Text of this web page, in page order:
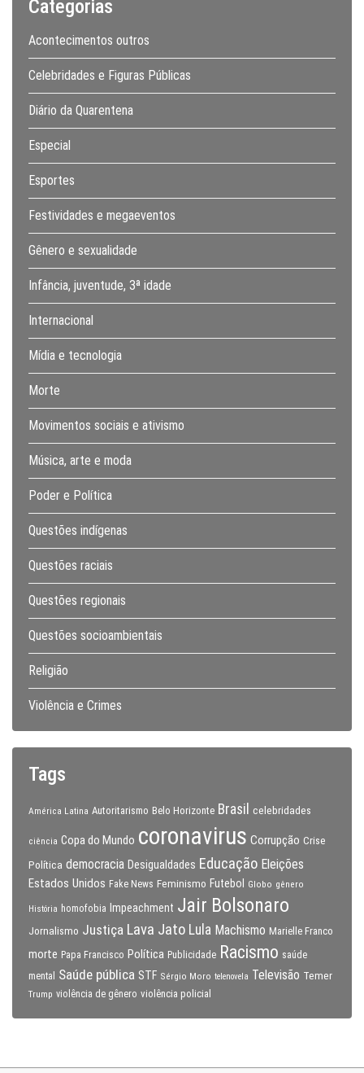
Categorias
Acontecimentos outros
Celebridades e Figuras Públicas
Diário da Quarentena
Especial
Esportes
Festividades e megaeventos
Gênero e sexualidade
Infância, juventude, 3ª idade
Internacional
Mídia e tecnologia
Morte
Movimentos sociais e ativismo
Música, arte e moda
Poder e Política
Questões indígenas
Questões raciais
Questões regionais
Questões socioambientais
Religião
Violência e Crimes
Tags
América Latina Autoritarismo Belo Horizonte Brasil celebridades
ciência Copa do Mundo coronavirus Corrupção Crise
Política democracia Desigualdades Educação Eleições
Estados Unidos Fake News Feminismo Futebol Globo gênero
História homofobia Impeachment Jair Bolsonaro
Jornalismo Justiça Lava Jato Lula Machismo Marielle Franco
morte Papa Francisco Política Publicidade Racismo saúde
mental
Saúde pública STF Sérgio Moro telenovela Televisão Temer
Trump violência de gênero violência policial